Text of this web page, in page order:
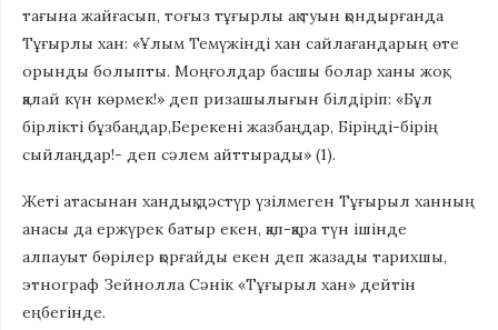
тағына жайғасып, тоғыз тұғырлы ақ туын қондырғанда
Тұғырлы хан: «Ұлым Темүжінді хан сайлағандарың өте
орынды болыпты. Моңғолдар басшы болар ханы жоқ,
қалай күн көрмек!» деп ризашылығын білдіріп: «Бұл
бірлікті бұзбаңдар,Берекені жазбаңдар, Біріңді-бірің
сыйлаңдар!- деп сәлем айттырады» (1).
Жеті атасынан хандық дәстүр үзілмеген Тұғырыл ханның
анасы да ержүрек батыр екен, қап-қара түн ішінде
алпауыт бөрілер қорғайды екен деп жазады тарихшы,
этнограф Зейнолла Сәнік «Тұғырыл хан» дейтін
еңбегінде.